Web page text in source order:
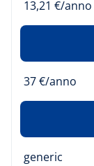
13,21 €/anno
37 €/anno
generic